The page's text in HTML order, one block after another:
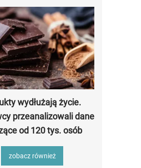
wydłużają życie.
przeanalizowali dane
od 120 tys. osób
zobacz również